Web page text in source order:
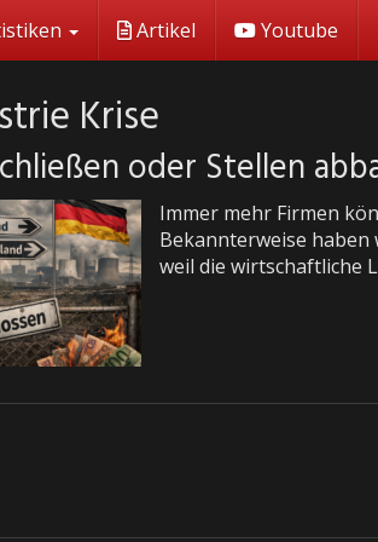
Artikel Youtube
Krise
oder Stellen
Immer mehr Firmen
Bekannterweise haben
weil die wirtschaftliche